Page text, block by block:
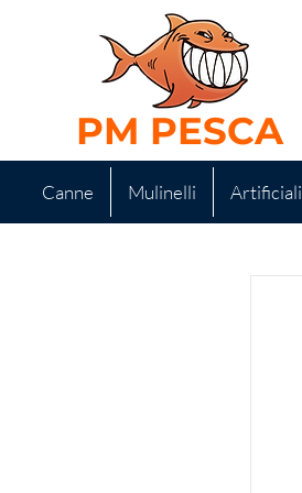
PM PESCA
Canne Mulinelli Artificiali